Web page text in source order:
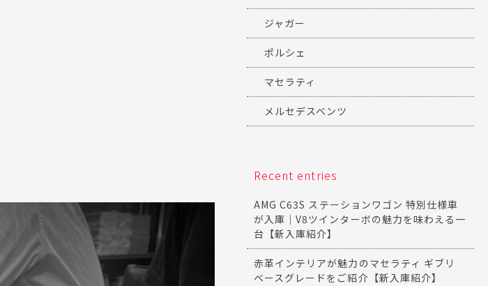
ジャガー
ポルシェ
マセラティ
メルセデスベンツ
Recent entries
AMG C63S ステーションワゴン 特別仕様車
が入庫｜V8ツインターボの魅力を味わえる一
台【新入庫紹介】
赤革インテリアが魅力のマセラティ ギブリ
ベースグレードをご紹介【新入庫紹介】